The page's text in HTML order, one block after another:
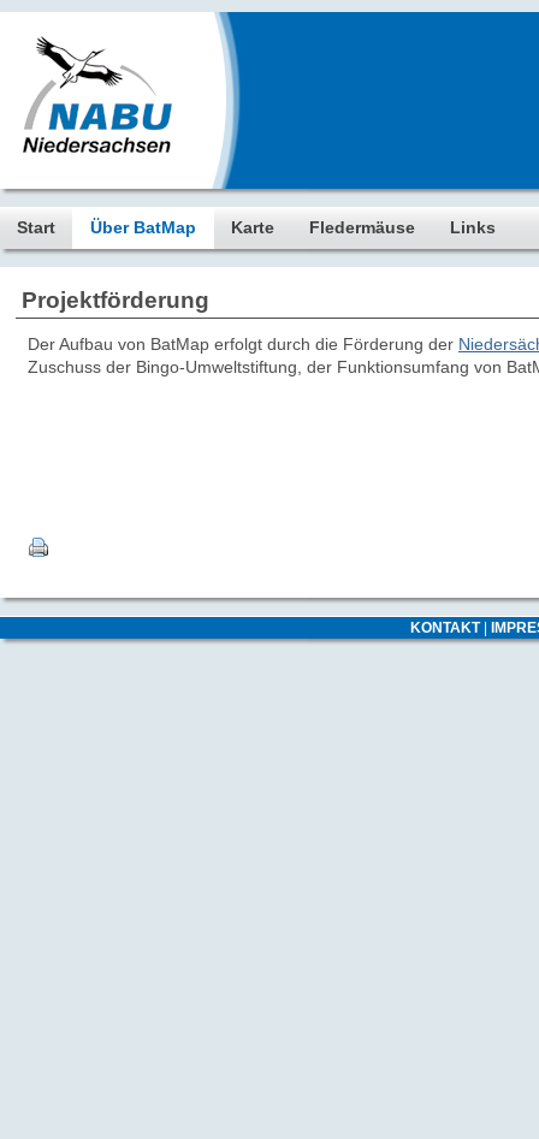
Start Über BatMap Karte Fledermäuse Links
Projektförderung
Der Aufbau von BatMap erfolgt durch die Förderung der
Zuschuss der Bingo-Umweltstiftung, der Funktionsumfang von
KONTAKT|